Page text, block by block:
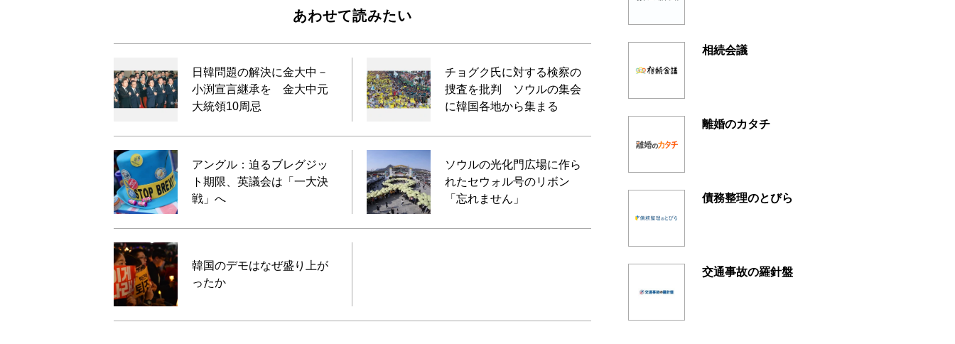
あわせて読みたい
日韓問題の解決に金大中－
小渕宣言継承を 金大中元
大統領10周忌
チョグク氏に対する検察の
捜査を批判 ソウルの集会
に韓国各地から集まる
アングル：迫るブレグジッ
ト期限、英議会は「一大決
戦」へ
ソウルの光化門広場に作ら
れたセウォル号のリボン
「忘れません」
韓国のデモはなぜ盛り上が
ったか
相続会議
離婚のカタチ
債務整理のとびら
交通事故の羅針盤